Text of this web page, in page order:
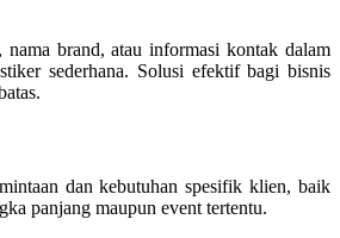
nama brand, atau informasi kontak dalam
sederhana. Solusi efektif bagi bisnis
dan kebutuhan spesifik klien, baik
panjang maupun event tertentu.